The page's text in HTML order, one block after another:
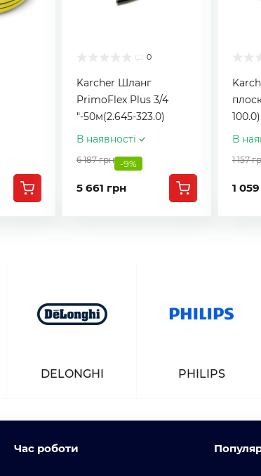
0
Karcher Шланг
PrimoFlex Plus 3/4
"-50м(2.645-323.0)
В наявності
6 187 грн -9%
5 661 грн
100.0)
В
1 157
1
DELONGHI PHILIPS
Час роботи